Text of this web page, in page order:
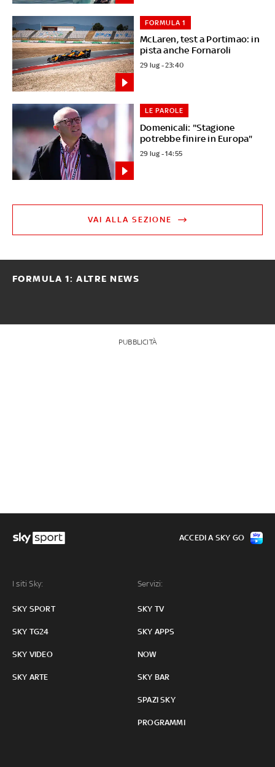
McLaren, test a Portimao: in
pista anche Fornaroli
FORMULA 1
29 lug - 23:40
Domenicali: "Stagione
potrebbe finire in Europa"
LE PAROLE
29 lug - 14:55
VAI ALLA SEZIONE
FORMULA 1: ALTRE NEWS
PUBBLICITÀ
I siti Sky:
SKY SPORT
SKY TG24
SKY VIDEO
SKY ARTE
Servizi:
SKY TV
SKY APPS
NOW
SKY BAR
SPAZI SKY
PROGRAMMI
ACCEDI A SKY GO